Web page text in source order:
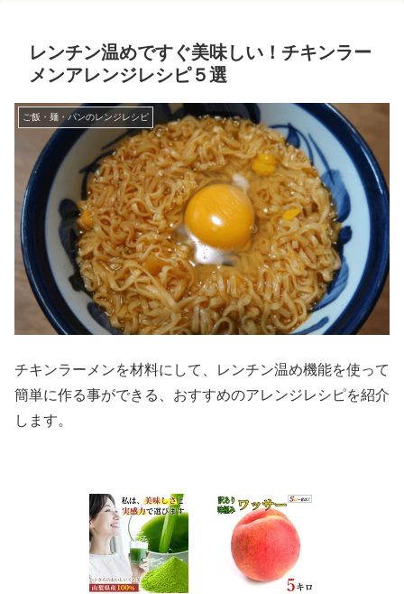
レンチン温めですぐ美味しい！チキンラー
メンアレンジレシピ５選
ご飯・麺・パンのレンジレシピ
チキンラーメンを材料にして、レンチン温め機能を使って
簡単に作る事ができる、おすすめのアレンジレシピを紹介
します。